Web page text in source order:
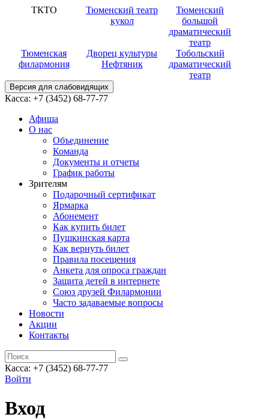
ТКТО
Тюменский театр
кукол
Тюменский
большой
драматический
театр
Тюменская
филармония
Дворец культуры
Нефтяник
Тобольский
драматический
театр
Версия для слабовидящих
Касса: +7 (3452) 68-77-77
Афиша
О нас
Объединение
Команда
Документы и отчеты
График работы
Зрителям
Подарочный сертификат
Ярмарка
Абонемент
Как купить билет
Пушкинская карта
Как вернуть билет
Правила посещения
Анкета для опроса граждан
Защита детей в интернете
Союз друзей Филармонии
Часто задаваемые вопросы
Новости
Акции
Контакты
Касса: +7 (3452) 68-77-77
Войти
Вход